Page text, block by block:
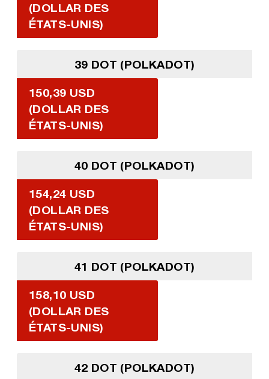
(DOLLAR DES
ÉTATS-UNIS)
39 DOT (POLKADOT)
150,39 USD
(DOLLAR DES
ÉTATS-UNIS)
40 DOT (POLKADOT)
154,24 USD
(DOLLAR DES
ÉTATS-UNIS)
41 DOT (POLKADOT)
158,10 USD
(DOLLAR DES
ÉTATS-UNIS)
42 DOT (POLKADOT)